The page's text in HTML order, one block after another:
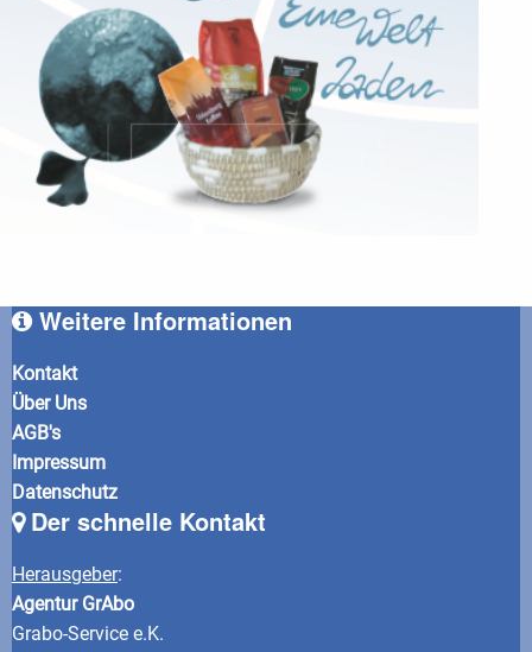
Weitere Informationen
Kontakt
Über Uns
AGB's
Impressum
Datenschutz
Der schnelle Kontakt
Herausgeber:
Agentur GrAbo
Grabo-Service e.K.